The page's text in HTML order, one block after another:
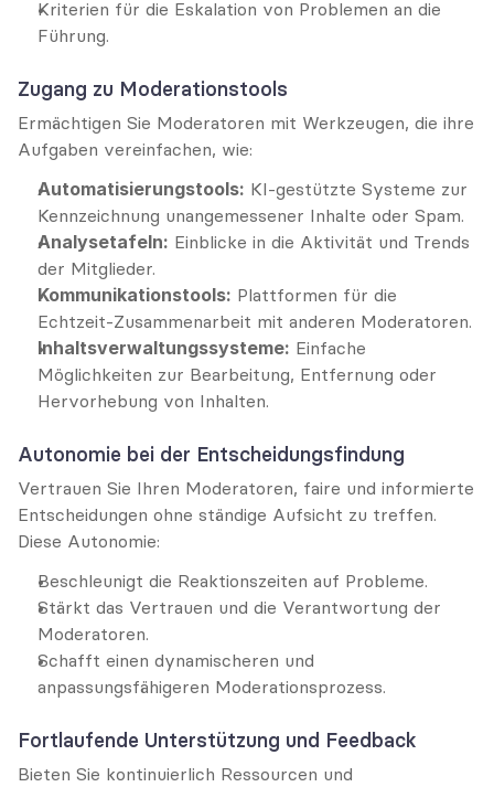
Kriterien für die Eskalation von Problemen an die
Führung.
Zugang zu Moderationstools
Ermächtigen Sie Moderatoren mit Werkzeugen, die ihre
Aufgaben vereinfachen, wie:
Automatisierungstools: KI-gestützte Systeme zur
Kennzeichnung unangemessener Inhalte oder Spam.
Analysetafeln: Einblicke in die Aktivität und Trends
der Mitglieder.
Kommunikationstools: Plattformen für die
Echtzeit-Zusammenarbeit mit anderen Moderatoren.
Inhaltsverwaltungssysteme: Einfache
Möglichkeiten zur Bearbeitung, Entfernung oder
Hervorhebung von Inhalten.
Autonomie bei der Entscheidungsfindung
Vertrauen Sie Ihren Moderatoren, faire und informierte
Entscheidungen ohne ständige Aufsicht zu treffen.
Diese Autonomie:
Beschleunigt die Reaktionszeiten auf Probleme.
Stärkt das Vertrauen und die Verantwortung der
Moderatoren.
Schafft einen dynamischeren und
anpassungsfähigeren Moderationsprozess.
Fortlaufende Unterstützung und Feedback
Bieten Sie kontinuierlich Ressourcen und